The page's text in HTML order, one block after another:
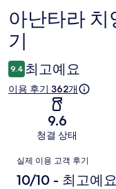
이
용
후
기
아난타라
기
9.4 최고예요
이용 후기 362개
9.6
청결 상태
이
용
실제 이용 고객 후기
10/10 - 최고예요